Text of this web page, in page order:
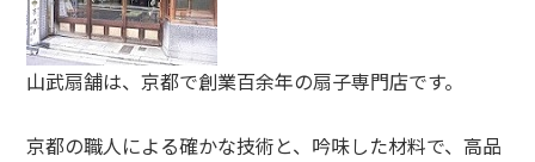
山武扇舗は、京都で創業百余年の扇子専門店です。
京都の職人による確かな技術と、吟味した材料で、高品